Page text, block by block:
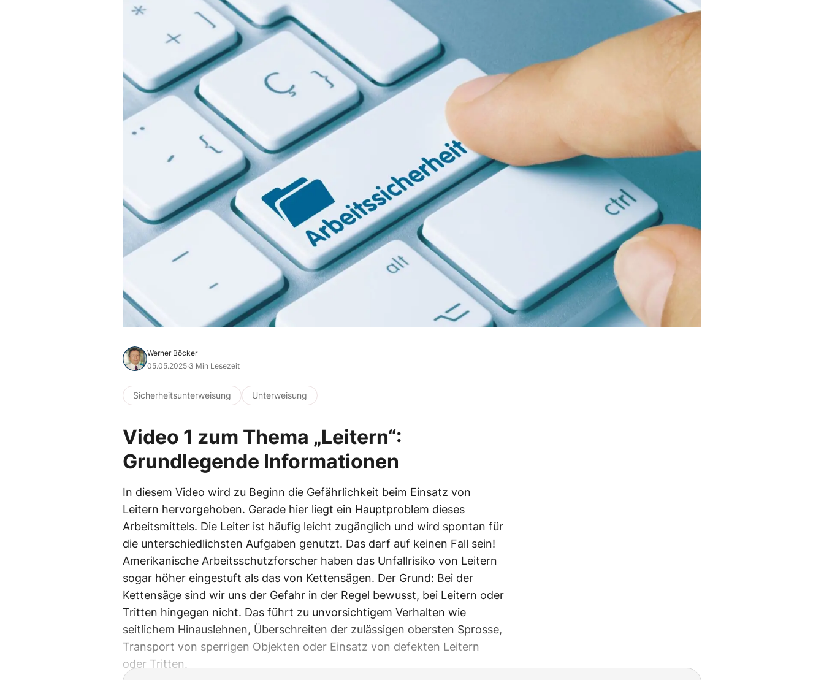
Werner Böcker
05.05.2025·3 Min Lesezeit
Sicherheitsunterweisung Unterweisung
Video 1 zum Thema „Leitern“:
Grundlegende Informationen
In diesem Video wird zu Beginn die Gefährlichkeit beim Einsatz von
Leitern hervorgehoben. Gerade hier liegt ein Hauptproblem dieses
Arbeitsmittels. Die Leiter ist häufig leicht zugänglich und wird spontan für
die unterschiedlichsten Aufgaben genutzt. Das darf auf keinen Fall sein!
Amerikanische Arbeitsschutzforscher haben das Unfallrisiko von Leitern
sogar höher eingestuft als das von Kettensägen. Der Grund: Bei der
Kettensäge sind wir uns der Gefahr in der Regel bewusst, bei Leitern oder
Tritten hingegen nicht. Das führt zu unvorsichtigem Verhalten wie
seitlichem Hinauslehnen, Überschreiten der zulässigen obersten Sprosse,
Transport von sperrigen Objekten oder Einsatz von defekten Leitern
oder Tritten.